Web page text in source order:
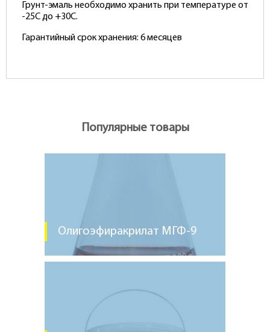
Грунт-эмаль необходимо хранить при температуре от
-25С до +30С.
Гарантийный срок хранения: 6 месяцев
Популярные товары
Олигоэфиракрилат МГФ-9